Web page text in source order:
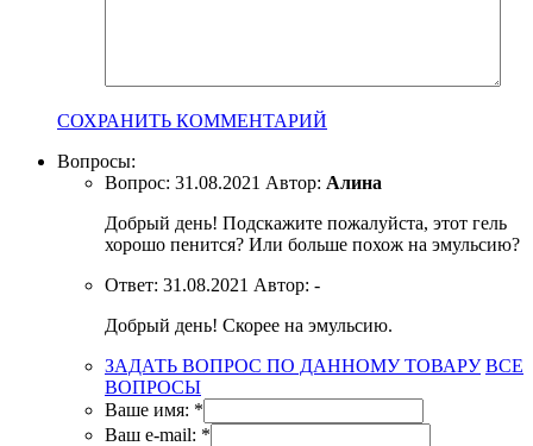
СОХРАНИТЬ КОММЕНТАРИЙ
Вопросы:
Вопрос: 31.08.2021 Автор: Алина
Добрый день! Подскажите пожалуйста, этот гель
хорошо пенится? Или больше похож на эмульсию?
Ответ: 31.08.2021 Автор: -
Добрый день! Скорее на эмульсию.
ЗАДАТЬ ВОПРОС ПО ДАННОМУ ТОВАРУ ВСЕ
ВОПРОСЫ
Ваше имя: *
Ваш e-mail: *